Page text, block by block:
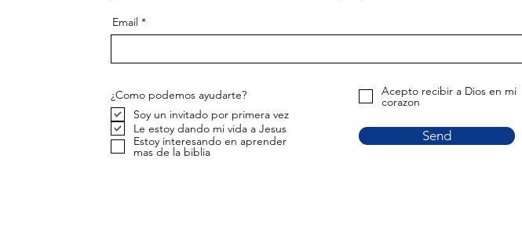
Email
¿Como podemos ayudarte?
Soy un invitado por primera vez
Le estoy dando mi vida a Jesus
Estoy interesando en aprender
mas de la biblia
Acepto recibir a Dios en mi
corazon
Send